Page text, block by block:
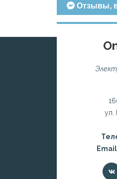
Отзывы,
ул.